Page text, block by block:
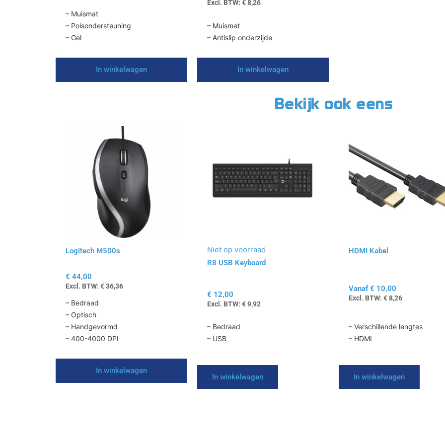
– Muismat
– Polsondersteuning
– Gel
In winkelwagen
Excl. BTW: €8,26
– Muismat
– Antislip onderzijde
In winkelwagen
Bekijk ook eens
Logitech M500s
€ 44,00
Excl. BTW: €36,36
– Bedraad
– Optisch
– Handgevormd
– 400-4000 DPI
In winkelwagen
Niet op voorraad
R8 USB Keyboard
€ 12,00
Excl. BTW: €9,92
– Bedraad
– USB
In winkelwagen
HDMI Kabel
Vanaf€ 10,00
Excl. BTW: €8,26
– Verschillende lengtes
– HDMI
In winkelwagen
heeft
meerdere
variaties.
Deze